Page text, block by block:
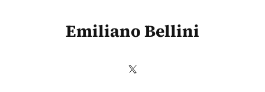
Emiliano Bellini